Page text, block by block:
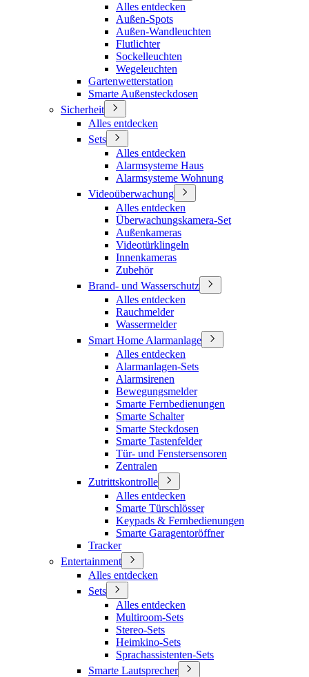
Alles entdecken
Außen-Spots
Außen-Wandleuchten
Flutlichter
Sockelleuchten
Wegeleuchten
Gartenwetterstation
Smarte Außensteckdosen
Sicherheit
Alles entdecken
Sets
Alles entdecken
Alarmsysteme Haus
Alarmsysteme Wohnung
Videoüberwachung
Alles entdecken
Überwachungskamera-Set
Außenkameras
Videotürklingeln
Innenkameras
Zubehör
Brand- und Wasserschutz
Alles entdecken
Rauchmelder
Wassermelder
Smart Home Alarmanlage
Alles entdecken
Alarmanlagen-Sets
Alarmsirenen
Bewegungsmelder
Smarte Fernbedienungen
Smarte Schalter
Smarte Steckdosen
Smarte Tastenfelder
Tür- und Fenstersensoren
Zentralen
Zutrittskontrolle
Alles entdecken
Smarte Türschlösser
Keypads & Fernbedienungen
Smarte Garagentoröffner
Tracker
Entertainment
Alles entdecken
Sets
Alles entdecken
Multiroom-Sets
Stereo-Sets
Heimkino-Sets
Sprachassistenten-Sets
Smarte Lautsprecher